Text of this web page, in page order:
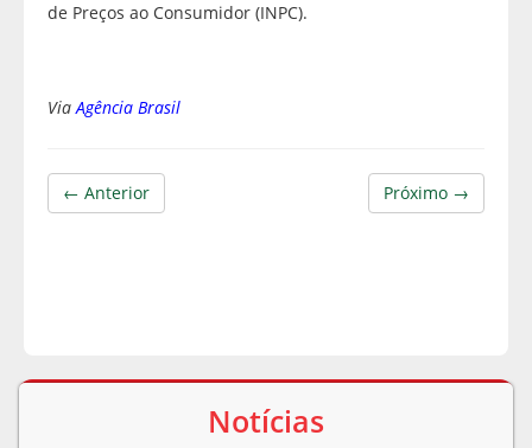
de Preços ao Consumidor (INPC).
ViaAgência Brasil
Próximo →
← Anterior
Notícias